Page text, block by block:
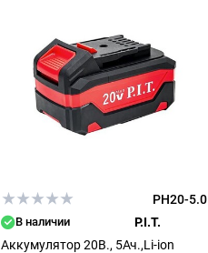
PH20-5.0
В наличии
P.I.T.
Аккумулятор 20В., 5Ач.,Li-ion